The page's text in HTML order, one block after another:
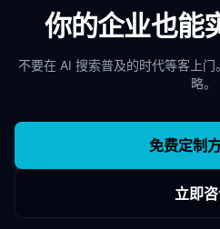
你的企业也能
不要在 AI 搜索普及的时代等客上
略。
免费定制
立即